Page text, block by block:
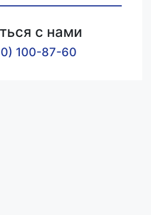
с нами
100-87-60